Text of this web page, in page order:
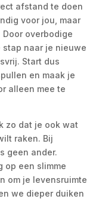
afstand te doen
voor jou, maar
overbodige
naar je nieuwe
Start dus
en maak je
alleen mee te
zo dat je ook wat
raken. Bij
geen ander.
op een slimme
om je levensruimte
we dieper duiken